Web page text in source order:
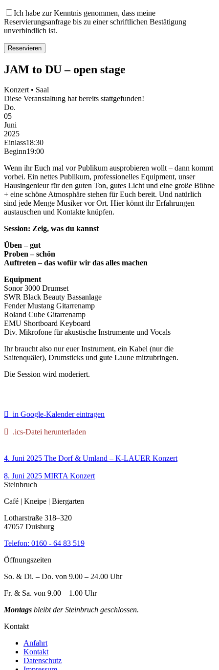
Ich habe zur Kenntnis genommen, dass meine
Reservierungsanfrage bis zu einer schriftlichen Bestätigung
unverbindlich ist.
JAM to DU – open stage
Konzert • Saal
Diese Veranstaltung hat bereits stattgefunden!
Do.
05
Juni
2025
Einlass18:30
Beginn19:00
Wenn ihr Euch mal vor Publikum ausprobieren wollt – dann kommt
vorbei. Ein nettes Publikum, professionelles Equipment, unser
Hausingenieur für den guten Ton, gutes Licht und eine große Bühne
+ eine schöne Atmosphäre stehen für Euch bereit. Und natürlich
sind jede Menge Musiker vor Ort. Hier könnt ihr Erfahrungen
austauschen und Kontakte knüpfen.
Session: Zeig, was du kannst
Üben – gut
Proben – schön
Auftreten – das wofür wir das alles machen
Equipment
Sonor 3000 Drumset
SWR Black Beauty Bassanlage
Fender Mustang Gitarrenamp
Roland Cube Gitarrenamp
EMU Shortboard Keyboard
Div. Mikrofone für akustische Instrumente und Vocals
Ihr braucht also nur euer Instrument, ein Kabel (nur die
Saitenquäler), Drumsticks und gute Laune mitzubringen.
Die Session wird moderiert.
in Google-Kalender eintragen
.ics-Datei herunterladen
4. Juni 2025 The Dorf & Umland – K-LAUER Konzert
8. Juni 2025 MIRTA Konzert
Steinbruch
Café | Kneipe | Biergarten
Lotharstraße 318–320
47057 Duisburg
Telefon: 0160 - 64 83 519
Öffnungszeiten
So. & Di. – Do. von 9.00 – 24.00 Uhr
Fr. & Sa. von 9.00 – 1.00 Uhr
Montags bleibt der Steinbruch geschlossen.
Kontakt
Anfahrt
Kontakt
Datenschutz